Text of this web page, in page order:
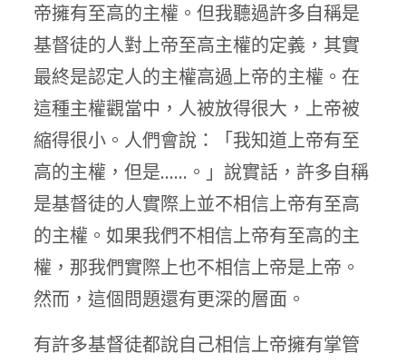
帝擁有至高的主權。但我聽過許多自稱是
基督徒的人對上帝至高主權的定義，其實
最終是認定人的主權高過上帝的主權。在
這種主權觀當中，人被放得很大，上帝被
縮得很小。人們會說：「我知道上帝有至
高的主權，但是……。」說實話，許多自稱
是基督徒的人實際上並不相信上帝有至高
的主權。如果我們不相信上帝有至高的主
權，那我們實際上也不相信上帝是上帝。
然而，這個問題還有更深的層面。
有許多基督徒都說自己相信上帝擁有掌管